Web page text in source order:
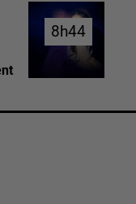
8h44
8h44